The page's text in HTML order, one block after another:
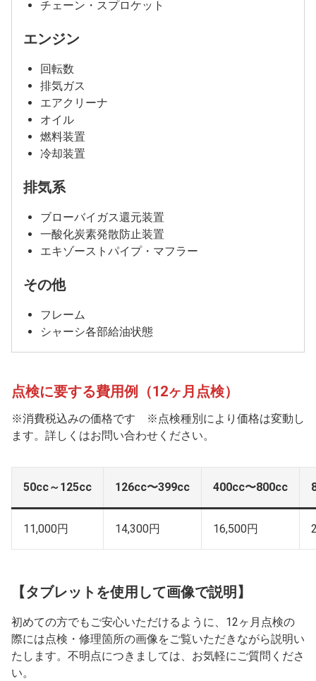
チェーン・スプロケット
エンジン
回転数
排気ガス
エアクリーナ
オイル
燃料装置
冷却装置
排気系
ブローバイガス還元装置
一酸化炭素発散防止装置
エキゾーストパイプ・マフラー
その他
フレーム
シャーシ各部給油状態
点検に要する費用例（12ヶ月点検）
※消費税込みの価格です ※点検種別により価格は変動し
ます。詳しくはお問い合わせください。
50cc～125cc 126cc〜399cc 400cc〜800cc
11,000円 14,300円 16,500円
【タブレットを使用して画像で説明】
初めての方でもご安心いただけるように、12ヶ月点検の
際には点検・修理箇所の画像をご覧いただきながら説明い
たします。不明点につきましては、お気軽にご質問くださ
い。